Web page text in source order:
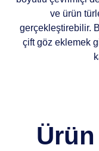
ve ürün
gerçekleştirebilir.
çift göz eklemek
Ürün